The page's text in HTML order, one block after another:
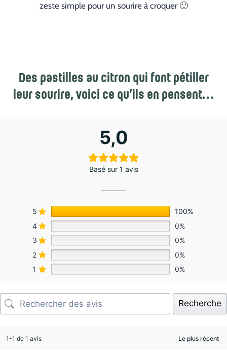
zeste simple pour un sourire à croquer 🙂
Des pastilles au citron qui font pétiller
leur sourire, voici ce qu’ils en pensent…
5,0
Basé sur 1 avis
5
100%
4
0%
3
0%
2
0%
1
0%
Recherche
1-1 de 1 avis